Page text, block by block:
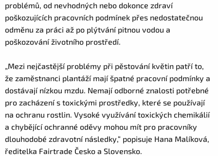
problémů, od nevhodných nebo dokonce zdraví
poškozujících pracovních podmínek přes nedostatečnou
odměnu za práci až po plýtvání pitnou vodou a
poškozování životního prostředí.
„Mezi nejčastější problémy při pěstování květin patří to,
že zaměstnanci plantáží mají špatné pracovní podmínky a
dostávají nízkou mzdu. Nemají odborné znalosti potřebné
pro zacházení s toxickými prostředky, které se používají
na ochranu rostlin. Vysoké využívání toxických chemikálií
a chybějící ochranné oděvy mohou mít pro pracovníky
dlouhodobé zdravotní následky,“ popisuje Hana Malíková,
ředitelka Fairtrade Česko a Slovensko.